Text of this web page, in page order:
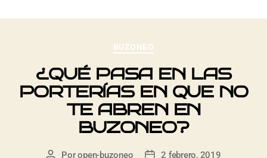
BUZONEO
¿QUÉ PASA EN LAS
PORTERÍAS EN QUE NO
TE ABREN EN
BUZONEO?
Poropen-buzoneo 2 febrero, 2019